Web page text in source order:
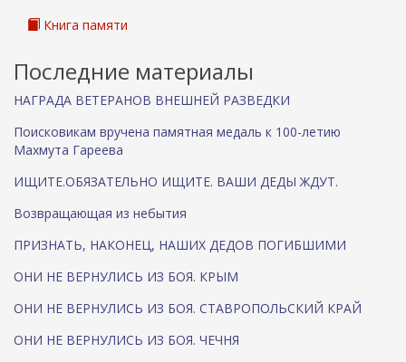
а
)
Книга памяти
Последние материалы
НАГРАДА ВЕТЕРАНОВ ВНЕШНЕЙ РАЗВЕДКИ
Поисковикам вручена памятная медаль к 100-летию
Махмута Гареева
ИЩИТЕ.ОБЯЗАТЕЛЬНО ИЩИТЕ. ВАШИ ДЕДЫ ЖДУТ.
Возвращающая из небытия
ПРИЗНАТЬ, НАКОНЕЦ, НАШИХ ДЕДОВ ПОГИБШИМИ
ОНИ НЕ ВЕРНУЛИСЬ ИЗ БОЯ. КРЫМ
ОНИ НЕ ВЕРНУЛИСЬ ИЗ БОЯ. СТАВРОПОЛЬСКИЙ КРАЙ
ОНИ НЕ ВЕРНУЛИСЬ ИЗ БОЯ. ЧЕЧНЯ